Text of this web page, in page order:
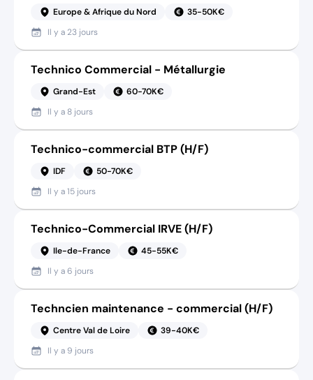
Europe & Afrique du Nord
35-50K€
Il y a 23 jours
Technico Commercial - Métallurgie
Grand-Est
60-70K€
Il y a 8 jours
Technico-commercial BTP (H/F)
IDF
50-70K€
Il y a15 jours
Technico-Commercial IRVE (H/F)
Ile-de-France
45-55K€
Il y a6 jours
Techncien maintenance - commercial (H/F)
Centre Val de Loire
39-40K€
Il y a 9 jours